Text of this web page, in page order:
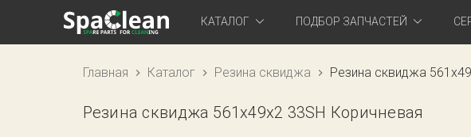
КАТАЛОГ ПОДБОР ЗАПЧАСТЕЙ
Главная Каталог Резина сквиджа Резина сквиджа
Резина сквиджа 561x49x2 33SH Коричневая